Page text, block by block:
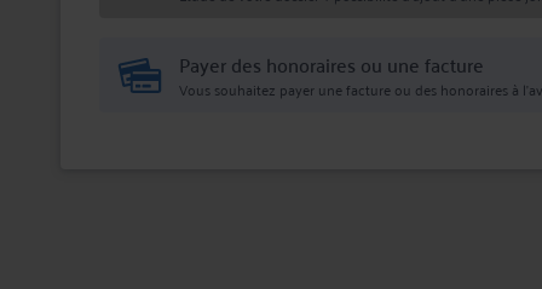
Payer des honoraires ou une facture
Vous souhaitez payer une facture ou des honoraires à